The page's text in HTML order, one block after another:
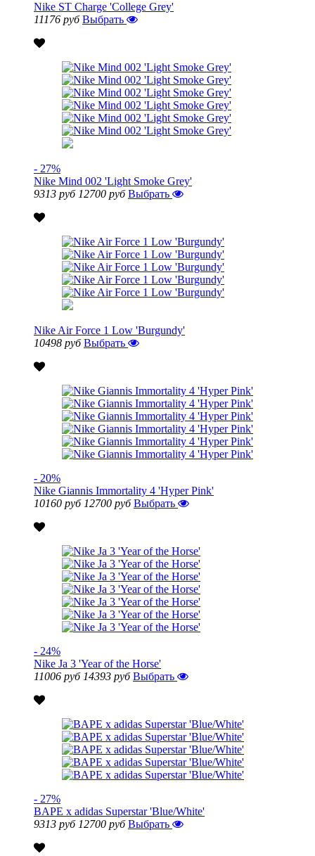
Nike ST Charge 'College Grey'
11176 руб Выбрать
- 27%
Nike Mind 002 'Light Smoke Grey'
9313 руб 12700 руб Выбрать
Nike Air Force 1 Low 'Burgundy'
10498 руб Выбрать
- 20%
Nike Giannis Immortality 4 'Hyper Pink'
10160 руб 12700 руб Выбрать
- 24%
Nike Ja 3 'Year of the Horse'
11006 руб 14393 руб Выбрать
- 27%
BAPE x adidas Superstar 'Blue/White'
9313 руб 12700 руб Выбрать